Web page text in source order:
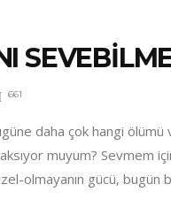
661
daha çok hangi
muyum? Sevmem
olmayanın gücü, bugün